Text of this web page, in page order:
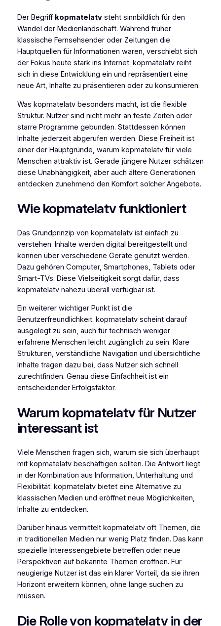
Der Begriff kopmatelatvsteht sinnbildlich für den
Wandel der Medienlandschaft. Während früher
klassische Fernsehsender oder Zeitungen die
Hauptquellen für Informationen waren, verschiebt sich
der Fokus heute stark ins Internet. kopmatelatv reiht
sich in diese Entwicklung ein und repräsentiert eine
neue Art, Inhalte zu präsentieren oder zu konsumieren.
Was kopmatelatv besonders macht, ist die flexible
Struktur. Nutzer sind nicht mehr an feste Zeiten oder
starre Programme gebunden. Stattdessen können
Inhalte jederzeit abgerufen werden. Diese Freiheit ist
einer der Hauptgründe, warum kopmatelatv für viele
Menschen attraktiv ist. Gerade jüngere Nutzer schätzen
diese Unabhängigkeit, aber auch ältere Generationen
entdecken zunehmend den Komfort solcher Angebote.
Wie kopmatelatv funktioniert
Das Grundprinzip von kopmatelatv ist einfach zu
verstehen. Inhalte werden digital bereitgestellt und
können über verschiedene Geräte genutzt werden.
Dazu gehören Computer, Smartphones, Tablets oder
Smart-TVs. Diese Vielseitigkeit sorgt dafür, dass
kopmatelatv nahezu überall verfügbar ist.
Ein weiterer wichtiger Punkt ist die
Benutzerfreundlichkeit. kopmatelatv scheint darauf
ausgelegt zu sein, auch für technisch weniger
erfahrene Menschen leicht zugänglich zu sein. Klare
Strukturen, verständliche Navigation und übersichtliche
Inhalte tragen dazu bei, dass Nutzer sich schnell
zurechtfinden. Genau diese Einfachheit ist ein
entscheidender Erfolgsfaktor.
Warum kopmatelatv für Nutzer
interessant ist
Viele Menschen fragen sich, warum sie sich überhaupt
mit kopmatelatv beschäftigen sollten. Die Antwort liegt
in der Kombination aus Information, Unterhaltung und
Flexibilität. kopmatelatv bietet eine Alternative zu
klassischen Medien und eröffnet neue Möglichkeiten,
Inhalte zu entdecken.
Darüber hinaus vermittelt kopmatelatv oft Themen, die
in traditionellen Medien nur wenig Platz finden. Das kann
spezielle Interessengebiete betreffen oder neue
Perspektiven auf bekannte Themen eröffnen. Für
neugierige Nutzer ist das ein klarer Vorteil, da sie ihren
Horizont erweitern können, ohne lange suchen zu
müssen.
Die Rolle von kopmatelatv in der